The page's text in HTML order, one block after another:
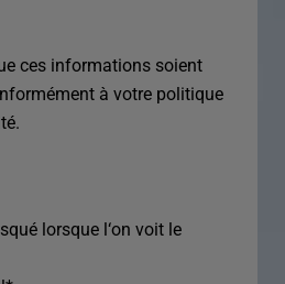
ces informations soient
à votre politique
lorsque l‘on voit le